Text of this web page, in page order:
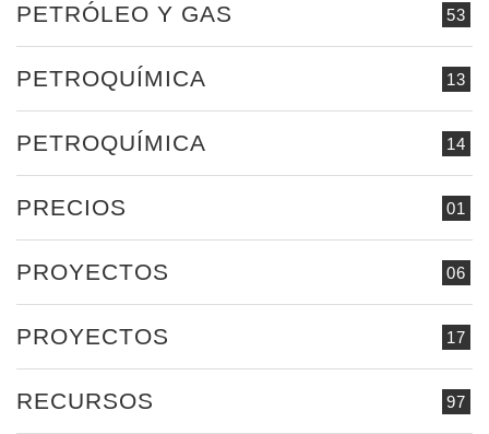
53
PETRÓLEO Y GAS
13
PETROQUÍMICA
14
PETROQUÍMICA
01
PRECIOS
06
PROYECTOS
17
PROYECTOS
97
RECURSOS